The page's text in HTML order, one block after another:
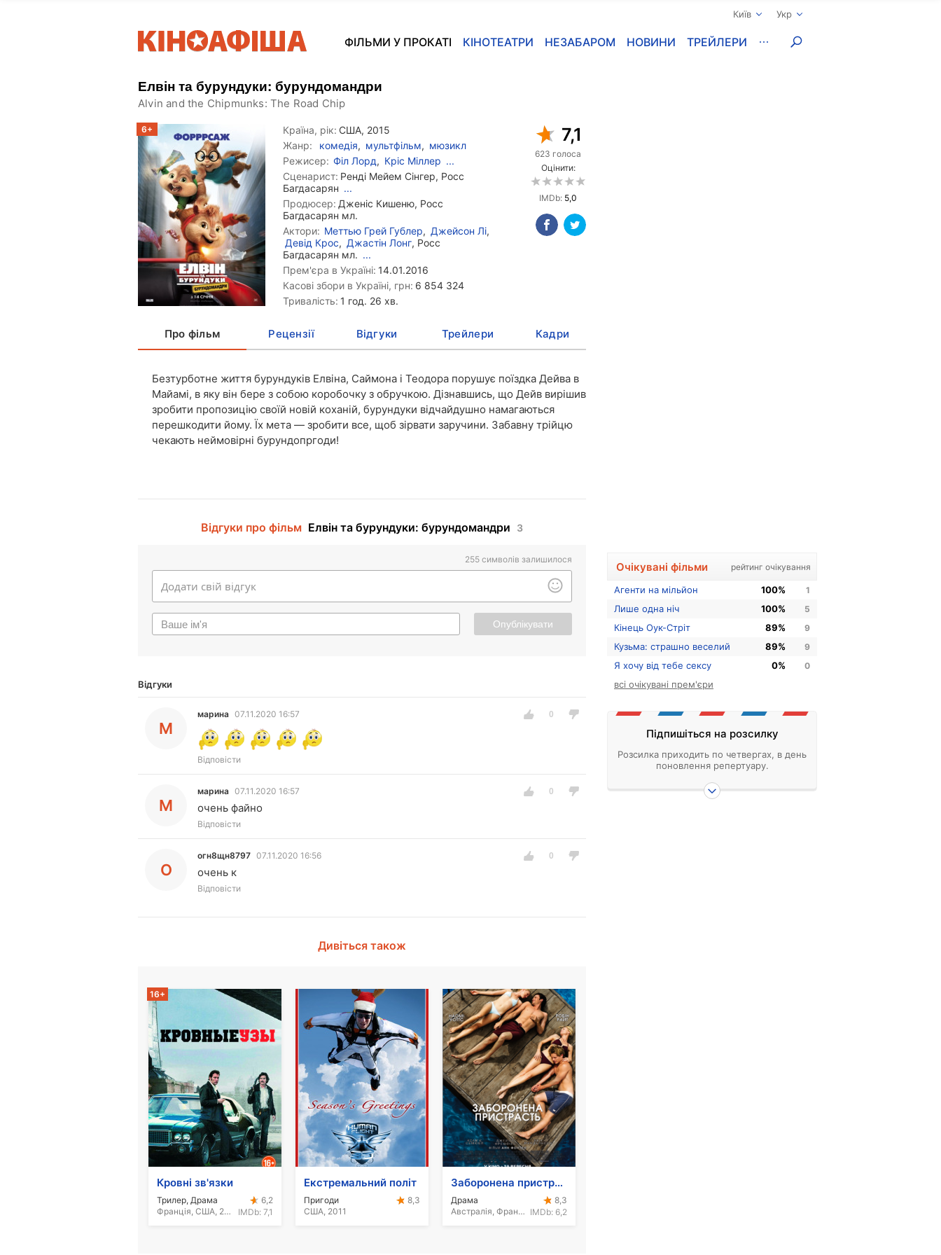
Київ Укр
ФІЛЬМИ У ПРОКАТІ КІНОТЕАТРИ НЕЗАБАРОМ НОВИНИ ТРЕЙЛЕРИ
Елвін та бурундуки: бурундомандри
Alvin and the Chipmunks: The Road Chip
6+ Країна, рік: США, 2015
Жанр:
комедія, мультфільм, мюзикл
Режисер: Філ Лорд, Кріс Міллер ...
Сценарист: Ренді Мейем Сінгер, Росс
Багдасарян ...
Продюсер: Дженіс Кишеню, Росс
Багдасарян мл.
Актори: Меттью Грей Гублер, Джейсон Лі,
Девід Крос, Джастін Лонг, Росс
Багдасарян мл. ...
Прем'єра в Україні: 14.01.2016
Касові збори в Україні, грн: 6 854 324
Тривалість: 1 год. 26 хв.
7,1
623 голоса
Оцінити:
IMDb: 5,0
Про фільм Рецензії Відгуки Трейлери Кадри
Безтурботне життя бурундуків Елвіна, Саймона і Теодора порушує поїздка Дейва в
Майамі, в яку він бере з собою коробочку з обручкою. Дізнавшись, що Дейв вирішив
зробити пропозицію своїй новій коханій, бурундуки відчайдушно намагаються
перешкодити йому. Їх мета — зробити все, щоб зірвати заручини. Забавну трійцю
чекають неймовірні бурундопргоди!
Відгуки про фільм Елвін та бурундуки: бурундомандри 3
255 символів залишилося
Опублікувати
Відгуки
М
марина 07.11.2020 16:57
Відповісти
М
марина 07.11.2020 16:57
очень файно
Відповісти
О
огн8щн8797 07.11.2020 16:56
очень к
Відповісти
Дивіться також
16+
Кровні зв'язки
Трилер, Драма
Франція, США, 2013
6,2
IMDb: 7,1
Екстремальний політ
Пригоди
США, 2011
8,3
Заборонена пристрасть
Драма
Австралія, Франція, 2013
8,3
IMDb: 6,2
Очікувані фільми рейтинг очікування
Агенти на мільйон 100% 1
Лише одна ніч 100% 5
Кінець Оук-Стріт 89% 9
Кузьма: страшно веселий 89% 9
Я хочу від тебе сексу 0% 0
всі очікувані прем'єри
Підпишіться на розсилку
Розсилка приходить по четвергах, в день
поновлення репертуару.